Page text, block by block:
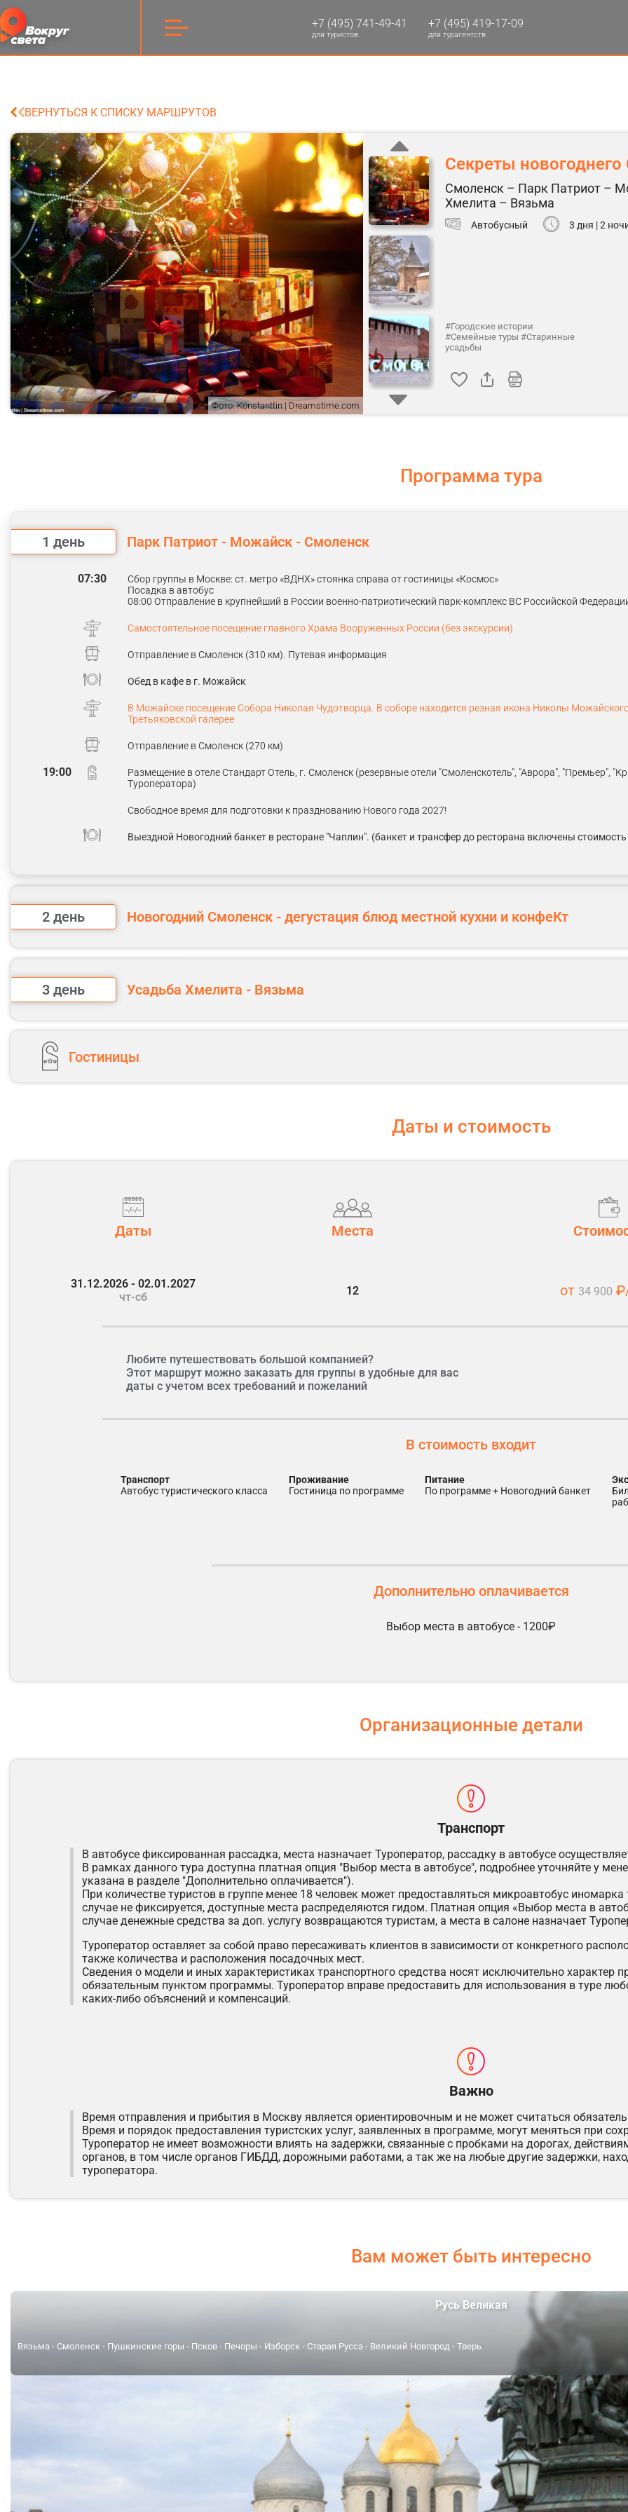
+7 (495) 741-49-41
для туристов
+7 (495) 419-17-09
для турагентств
ВЕРНУТЬСЯ К СПИСКУ МАРШРУТОВ
Фото: Konstanttin | Dreamstime.com
Фото: Pavel Parmenov | Dreamstime.com
Секреты
Смоленск – Парк Патриот –
Хмелита – Вязьма
Автобусный 3 дня | 2
#Городские истории
#Семейные туры #Старинные
усадьбы
Программа тура
1 день Парк Патриот - Можайск - Смоленск
07:30
Сбор группы в Москве: ст. метро «ВДНХ» стоянка справа от гостиницы «Космос»
Посадка в автобус
08:00 Отправление в крупнейший в России военно-патриотический парк-комплекс ВС Российской
Самостоятельное посещение главного Храма Вооруженных России (без экскурсии)
Отправление в Смоленск (310 км). Путевая информация
Обед в кафе в г. Можайск
В Можайске посещение Собора Николая Чудотворца. В соборе находится резная икона Николы
Третьяковской галерее
Отправление в Смоленск (270 км)
19:00
Размещение в отеле Стандарт Отель, г. Смоленск (резервные отели "Смоленскотель", "Аврора", "Премьер",
Туроператора)
Свободное время для подготовки к празднованию Нового года 2027!
Выездной Новогодний банкет в ресторане "Чаплин". (банкет и трансфер до ресторана включены
2 день Новогодний Смоленск - дегустация блюд местной кухни и конфеКт
Возвращение в отель или свободное время в центре города с возможностью насладиться новогодним
3 день Усадьба Хмелита - Вязьма
Завтрак в ресторане отеля. Освобождение номеров
Ориентировочное время прибытия в Москву: ст.м. ВДНХ
Гостиницы
Даты и стоимость
Даты Места
31.12.2026 - 02.01.2027
чт-сб
12 от 34 900
Любите путешествовать большой компанией?
Этот маршрут можно заказать для группы в удобные для вас
даты с учетом всех требований и пожеланий
В стоимость входит
Транспорт
автобус туристического класса
Проживание
гостиница по программе
Питание
по программе + Новогодний банкет
Дополнительно оплачивается
Выбор места в автобусе - 1200₽
Организационные детали
Транспорт
В автобусе фиксированная рассадка, места назначает Туроператор, рассадку в автобусе
В рамках данного тура доступна платная опция "Выбор места в автобусе", подробнее уточняйте у
указана в разделе "Дополнительно оплачивается").
При количестве туристов в группе менее 18 человек может предоставляться микроавтобус
случае не фиксируется, доступные места распределяются гидом. Платная опция «Выбор места в
случае денежные средства за доп. услугу возвращаются туристам, а места в салоне назначает
Туроператор оставляет за собой право пересаживать клиентов в зависимости от конкретного
также количества и расположения посадочных мест.
Сведения о модели и иных характеристиках транспортного средства носят исключительно характер
обязательным пунктом программы. Туроператор вправе предоставить для использования в туре
каких-либо объяснений и компенсаций.
Важно
Время отправления и прибытия в Москву является ориентировочным и не может считаться
Время и порядок предоставления туристских услуг, заявленных в программе, могут меняться при
Туроператор не имеет возможности влиять на задержки, связанные с пробками на дорогах,
органов, в том числе органов ГИБДД, дорожными работами, а так же на любые другие задержки,
туроператора.
Вам может быть интересно
Русь Великая
Вязьма - Смоленск - Пушкинские горы - Псков - Печоры - Изборск - Старая Русса - Великий Новгород - Тверь